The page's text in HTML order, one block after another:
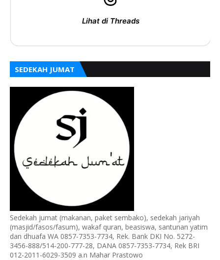
Lihat di Threads
SEDEKAH JUMAT
Sedekah jumat (makanan, paket sembako), sedekah jariyah
(masjid/fasos/fasum), wakaf quran, beasiswa, santunan yatim
dan dhuafa WA 0857-7353-7734, Rek. Bank DKI No. 5272-
3456-888/514-200-777-28, DANA 0857-7353-7734, Rek BRI
012-2011-6029-3509 a.n Mahar Prastowo